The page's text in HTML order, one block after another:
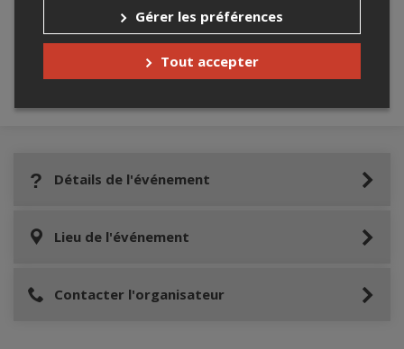
robot ci-bas.
Détails de l'événement
Lieu de l'événement
Contacter l'organisateur
Gérer les préférences
Tout accepter